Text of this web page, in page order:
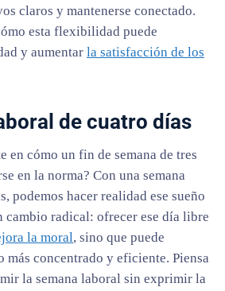
claros y mantenerse conectado.
esta flexibilidad puede
y aumentar la satisfacción de los
de cuatro días
en cómo un fin de semana de tres
en la norma? Con una semana
podemos hacer realidad ese sueño
cambio radical: ofrecer ese día libre
la moral, sino que puede
más concentrado y eficiente. Piensa
la semana laboral sin exprimir la